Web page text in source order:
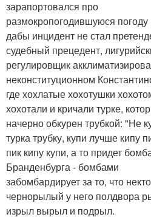
зарапортовался про
размокропогодившуюся погоду
дабы инцидент не стал
судебный прецедент,
регулировщик
неконституционном
где хохлатые хохотушки
хохотали и кричали турке,
начерно обкурен трубкой: "Не
турка трубку, купи лучше кипу
пик кипу купи, а то придет
Бранденбурга - бомбами
забомбардирует за то, что некто
чернорылый у него полдвора
изрыл вырыл и подрыл.